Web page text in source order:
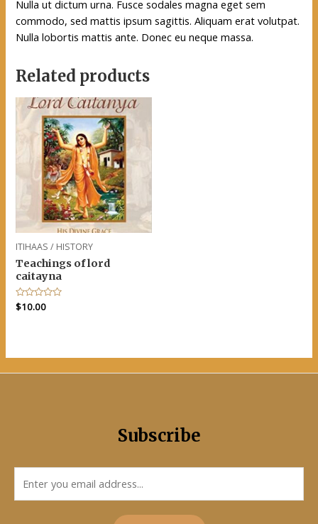
Nulla ut dictum urna. Fusce sodales magna eget sem
commodo, sed mattis ipsum sagittis. Aliquam erat volutpat.
Nulla lobortis mattis ante. Donec eu neque massa.
Related products
ITIHAAS / HISTORY
Teachings of lord
caitayna
Rated
0
$10.00
Subscribe